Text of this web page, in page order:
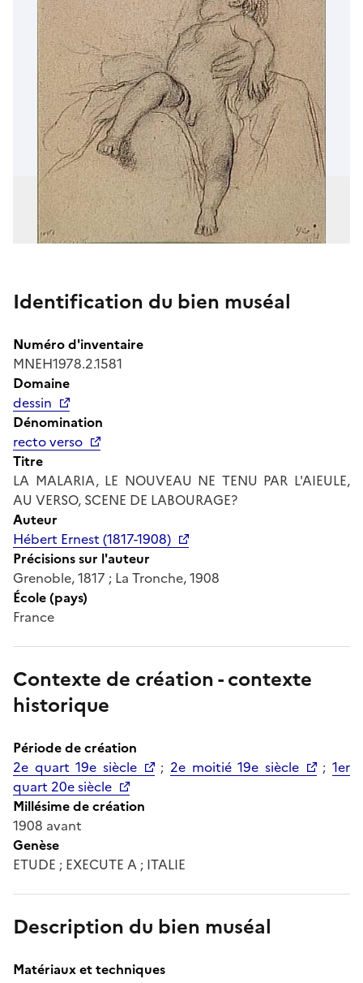
Identification du bien muséal
Numéro d'inventaire
MNEH1978.2.1581
Domaine
dessin
Dénomination
recto verso
Titre
LA MALARIA, LE NOUVEAU NE TENU PAR L'AIEULE,
AU VERSO, SCENE DE LABOURAGE?
Auteur
Hébert Ernest (1817-1908)
Précisions sur l'auteur
Grenoble, 1817 ; La Tronche, 1908
École (pays)
France
Contexte de création - contexte
historique
Période de création
2e quart 19e siècle
; 2e moitié 19e siècle ;1er
quart 20e siècle
Millésime de création
1908 avant
Genèse
ETUDE ; EXECUTE A ; ITALIE
Description du bien muséal
Matériaux et techniques